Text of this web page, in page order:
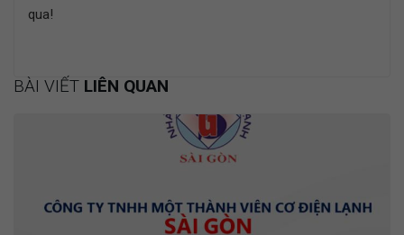
qua!
BÀI VIẾT LIÊN QUAN